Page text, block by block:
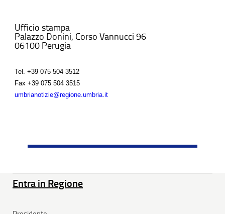
Ufficio stampa
Palazzo Donini, Corso Vannucci 96
06100 Perugia
Tel.
+39 075 504 3512
Fax +39 075 504 3515
umbrianotizie@regione.umbria.it
Entra in Regione